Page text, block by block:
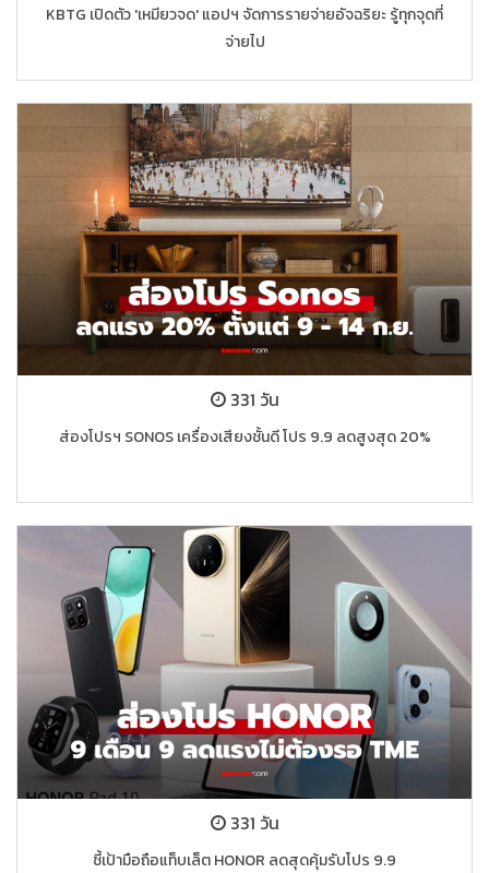
KBTG เปิดตัว 'เหมียวจด' แอปฯ จัดการรายจ่ายอัจฉริยะ รู้ทุกจุดที่
จ่ายไป
331 วัน
ส่องโปรฯ SONOS เครื่องเสียงชั้นดี โปร 9.9 ลดสูงสุด 20%
331 วัน
ชี้เป้ามือถือแท็บเล็ต HONOR ลดสุดคุ้มรับโปร 9.9